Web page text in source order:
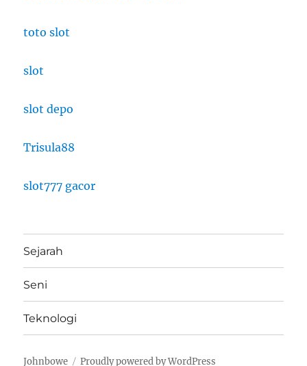
toto slot
slot
slot depo
Trisula88
slot777 gacor
Sejarah
Seni
Teknologi
Johnbowe Proudly powered by WordPress